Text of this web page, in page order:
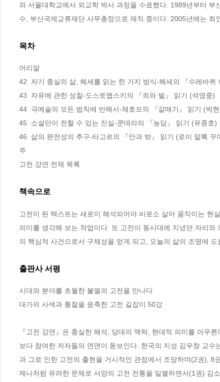
와 서울대학교에서 외교학 박사 과정을 수료했다. 1989년부터
수, 부산국제교류재단 사무총장으로 재직 중이다. 2005년에는
목차
머리말
42  자기 충실의 삶, 헤세를 읽는 한 가지 방식-헤세의 『수레바
43  자유에 관한 성찰-도스토옙스키의 『죄와 벌』 읽기 (석영중)
44  극예술의 모든 법칙에 반해서-체호프의 『갈매기』 읽기 (박
45  소설만이 전할 수 있는 진실-쿤데라의 『농담』 읽기 (유종호)
46  삶의 완전성의 추구-타고르의 『안과 밖』 읽기 (로이 알록 꾸
주
고전 강연 전체 목록
책속으로
고전이 된 텍스트는 새로이 해석되어야 비로소 살아 움직이는
의미를 생각해 보는 작업이다. 또 고전이 동시대에 지녔던 자리
의 핵심적 사건으로서 구체성을 얻게 되고, 오늘의 삶의 조명에
출판사 서평
시대와 분야를 초월한 불멸의 고전을 만나다
대가의 사색과 통찰을 응축한 고전 길잡이 50강
『고전 강연』은 충실한 해석, 당대의 맥락, 현대적 의미를 아우
보다 참여한 저자들의 면면이 돋보인다. 한국의 지성 김우창 교
과 그로 인한 고전의 출현을 거시적인 관점에서 조망하며(2권),
제나처럼 유려한 문체로 서양의 고전 전통을 일별하면서(1권) 김